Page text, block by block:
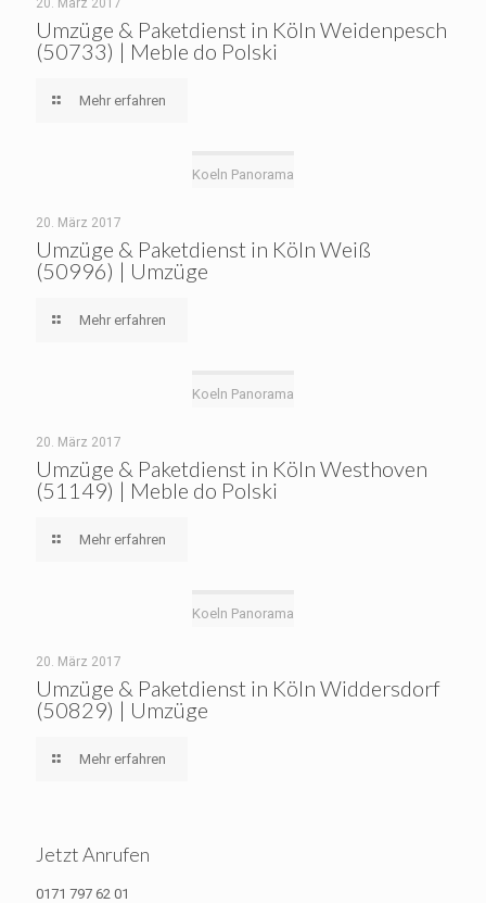
Umzüge & Paketdienst in Köln Weidenpesch
(50733) | Meble do Polski
Mehr erfahren
Koeln Panorama
20. März 2017
Umzüge & Paketdienst in Köln Weiß
(50996) | Umzüge
Mehr erfahren
Koeln Panorama
20. März 2017
Umzüge & Paketdienst in Köln Westhoven
(51149) | Meble do Polski
Mehr erfahren
Koeln Panorama
20. März 2017
Umzüge & Paketdienst in Köln Widdersdorf
(50829) | Umzüge
Mehr erfahren
Jetzt Anrufen
0171 797 62 01